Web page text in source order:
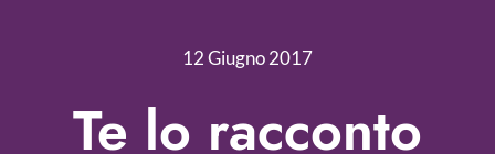
Nonprofit Blog
Libri
12 Giugno 2017
Te lo racconto